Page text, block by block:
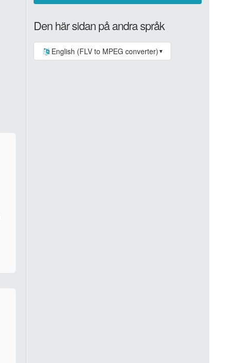
Den här sidan på andra språk
English (FLV to MPEG converter) ▼